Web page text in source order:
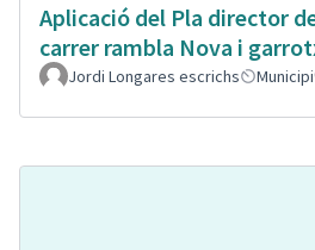
Aplicació del Pla director
carrer rambla Nova i
Jordi Longares escrichs Municipi